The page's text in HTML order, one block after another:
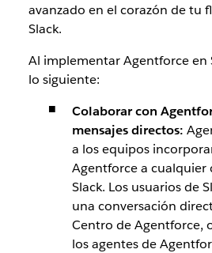
avanzado en el corazón de tu
Slack.
Al implementar Agentforce en
lo siguiente:
Colaborar con
mensajes directos:
a los equipos
Agentforce a cualquier
Slack. Los usuarios de
una conversación
Centro de Agentforce,
los agentes de